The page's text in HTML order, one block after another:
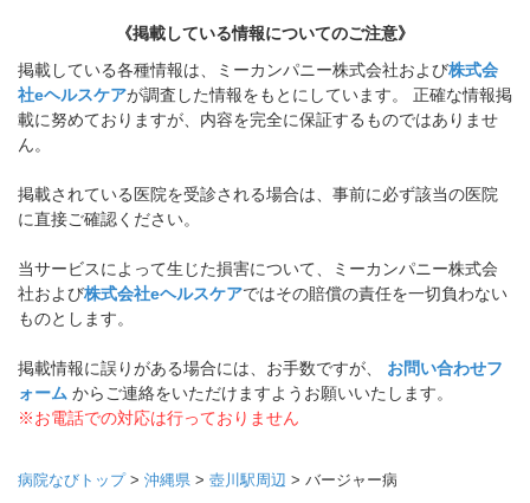
《掲載している情報についてのご注意》
掲載している各種情報は、ミーカンパニー株式会社および株式会
社eヘルスケアが調査した情報をもとにしています。 正確な情報掲
載に努めておりますが、内容を完全に保証するものではありませ
ん。
掲載されている医院を受診される場合は、事前に必ず該当の医院
に直接ご確認ください。
当サービスによって生じた損害について、ミーカンパニー株式会
社および株式会社eヘルスケアではその賠償の責任を一切負わない
ものとします。
掲載情報に誤りがある場合には、お手数ですが、 お問い合わせフ
ォーム からご連絡をいただけますようお願いいたします。
※お電話での対応は行っておりません
病院なびトップ> 沖縄県 > 壺川駅周辺 > バージャー病